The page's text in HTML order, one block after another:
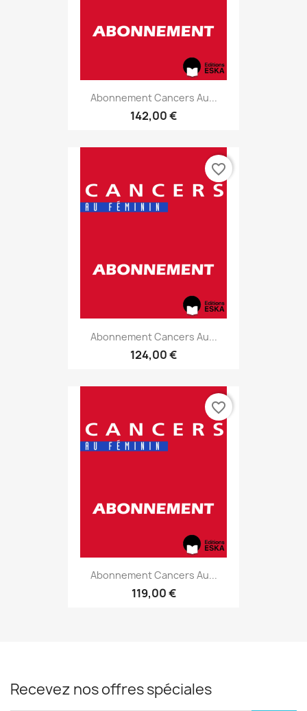
Abonnement Cancers Au...
142,00 €
Abonnement Cancers Au...
124,00 €
favorite_border
Abonnement Cancers Au...
119,00 €
favorite_border
Recevez nos offres spéciales